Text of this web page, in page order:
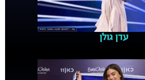
עדן גולן